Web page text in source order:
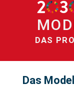
DAS
Das